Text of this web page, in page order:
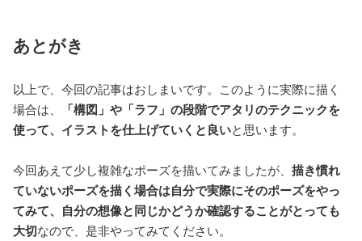
あとがき
以上で、今回の記事はおしまいです。このように実際に描く
場合は、
「構図」や「ラフ」の段階でアタリのテクニックを
使って、イラストを仕上げていくと良いと思います。
今回あえて少し複雑なポーズを描いてみましたが、 描き慣れ
ていないポーズを描く場合は自分で実際にそのポーズをやっ
てみて、自分の想像と同じかどうか確認することがとっても
大切なので、是非やってみてください。